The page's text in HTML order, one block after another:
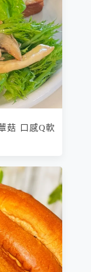
菇 口感Q軟